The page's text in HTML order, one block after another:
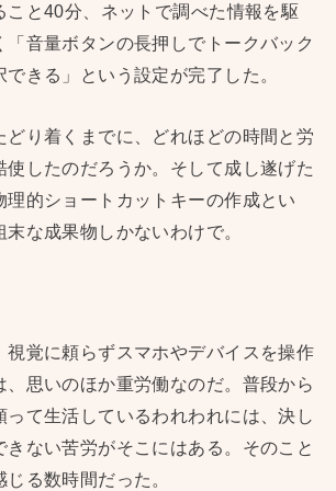
こと40分、ネットで調べた情報を駆
「音量ボタンの長押しでトークバック
きる」という設定が完了した。
どり着くまでに、どれほどの時間と労
使したのだろうか。そして成し遂げた
理的ショートカットキーの作成とい
な成果物しかないわけで。
視覚に頼らずスマホやデバイスを操作
、思いのほか重労働なのだ。普段から
って生活しているわれわれには、決し
きない苦労がそこにはある。そのこと
る数時間だった。